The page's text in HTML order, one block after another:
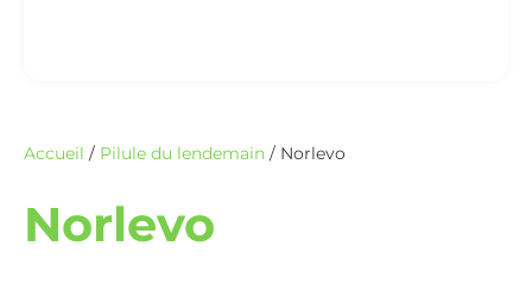
Accueil / Pilule du lendemain / Norlevo
Norlevo